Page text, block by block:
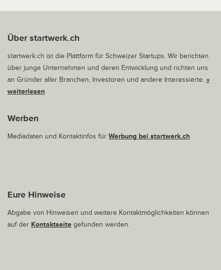
Über startwerk.ch
startwerk.ch ist die Plattform für Schweizer Startups. Wir berichten
über junge Unternehmen und deren Entwicklung und richten uns
an Gründer aller Branchen, Investoren und andere Interessierte. »
weiterlesen
Werben
Mediadaten und Kontaktinfos für Werbung bei startwerk.ch
Eure Hinweise
Abgabe von Hinweisen und weitere Kontaktmöglichkeiten können
auf der Kontaktseite gefunden werden.